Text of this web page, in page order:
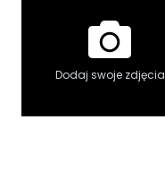
Dodaj swoje zdjęcia